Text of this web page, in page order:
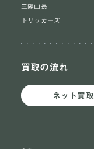
三陽山長
トリッカーズ
買取の流れ
ネット買取